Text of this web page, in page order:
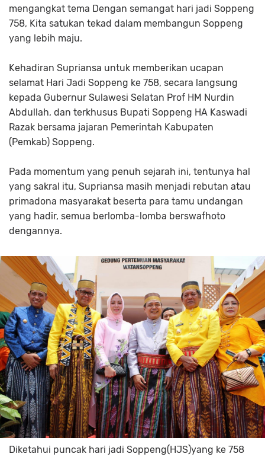
mengangkat tema Dengan semangat hari jadi Soppeng
758, Kita satukan tekad dalam membangun Soppeng
yang lebih maju.
Kehadiran Supriansa untuk memberikan ucapan
selamat Hari Jadi Soppeng ke 758, secara langsung
kepada Gubernur Sulawesi Selatan Prof HM Nurdin
Abdullah, dan terkhusus Bupati Soppeng HA Kaswadi
Razak bersama jajaran Pemerintah Kabupaten
(Pemkab) Soppeng.
Pada momentum yang penuh sejarah ini, tentunya hal
yang sakral itu, Supriansa masih menjadi rebutan atau
primadona masyarakat beserta para tamu undangan
yang hadir, semua berlomba-lomba berswafhoto
dengannya.
Diketahui puncak hari jadi Soppeng(HJS)yang ke 758